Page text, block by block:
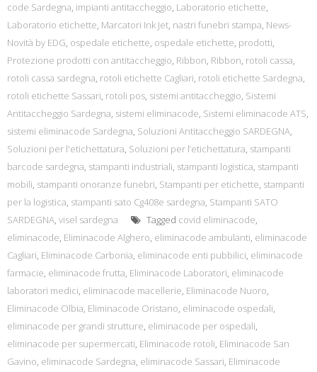
code Sardegna, impianti antitaccheggio, Laboratorio etichette,
Laboratorio etichette, Marcatori Ink Jet, nastri funebri stampa, News-
Novità by EDG, ospedale etichette, ospedale etichette, prodotti,
Protezione prodotti con antitaccheggio, Ribbon, Ribbon, rotoli cassa,
rotoli cassa sardegna, rotoli etichette Cagliari, rotoli etichette Sardegna,
rotoli etichette Sassari, rotoli pos, sistemi antitaccheggio, Sistemi
Antitaccheggio Sardegna, sistemi eliminacode, Sistemi eliminacode ATS,
sistemi eliminacode Sardegna, Soluzioni Antitaccheggio SARDEGNA,
Soluzioni per l'etichettatura, Soluzioni per l’etichettatura, stampanti
barcode sardegna, stampanti industriali, stampanti logistica, stampanti
mobili, stampanti onoranze funebri, Stampanti per etichette, stampanti
per la logistica, stampanti sato Cg408e sardegna, Stampanti SATO
SARDEGNA, visel sardegna Tagged covid eliminacode,
eliminacode, Eliminacode Alghero, eliminacode ambulanti, eliminacode
Cagliari, Eliminacode Carbonia, eliminacode enti pubbilici, eliminacode
farmacie, eliminacode frutta, Eliminacode Laboratori, eliminacode
laboratori medici, eliminacode macellerie, Eliminacode Nuoro,
Eliminacode Olbia, Eliminacode Oristano, eliminacode ospedali,
eliminacode per grandi strutture, eliminacode per ospedali,
eliminacode per supermercati, Eliminacode rotoli, Eliminacode San
Gavino, eliminacode Sardegna, eliminacode Sassari, Eliminacode